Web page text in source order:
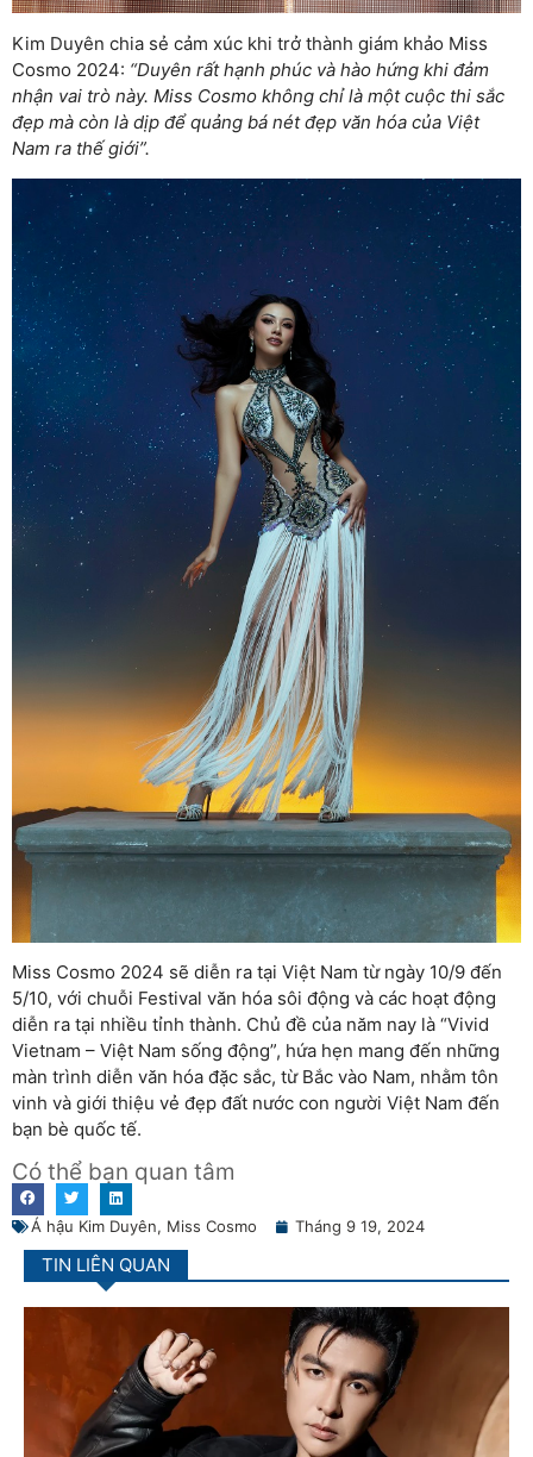
Kim Duyên chia sẻ cảm xúc khi trở thành giám khảo Miss
Cosmo 2024: “Duyên rất hạnh phúc và hào hứng khi đảm
nhận vai trò này. Miss Cosmo không chỉ là một cuộc thi sắc
đẹp mà còn là dịp để quảng bá nét đẹp văn hóa của Việt
Nam ra thế giới”.
Miss Cosmo 2024 sẽ diễn ra tại Việt Nam từ ngày 10/9 đến
5/10, với chuỗi Festival văn hóa sôi động và các hoạt động
diễn ra tại nhiều tỉnh thành. Chủ đề của năm nay là “Vivid
Vietnam – Việt Nam sống động”, hứa hẹn mang đến những
màn trình diễn văn hóa đặc sắc, từ Bắc vào Nam, nhằm tôn
vinh và giới thiệu vẻ đẹp đất nước con người Việt Nam đến
bạn bè quốc tế.
Có thể bạn quan tâm
Á hậu Kim Duyên, Miss Cosmo Tháng 9 19, 2024
TIN LIÊN QUAN